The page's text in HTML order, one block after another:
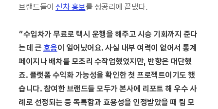
브랜드들이 신차 홍보를 성공리에 끝냈다.
“수입차가 무료로 택시 운행을 해주고 시승 기회까지 준다
는데 큰호응이 일어났어요.사실 내부 여력이 없어서 통계
페이지나 배차를 모조리 수작업했었지만, 반향은 대단했
죠.플랫폼 수익화 가능성을 확인한 첫 프로젝트이기도 했
습니다.참여한 브랜드들 모두가 본사에 리포트 해 우수 사
례로 선정되는 등 독특함과 효용성을 인정받았을 때 팀 모